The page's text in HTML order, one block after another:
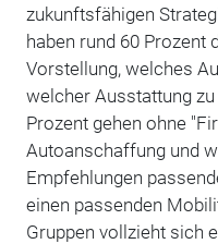
zukunftsfähigen
haben rund 60 Prozent
Vorstellung, welches
welcher Ausstattung
Prozent gehen ohne
Autoanschaffung und
Empfehlungen
einen passenden
Gruppen vollzieht sich